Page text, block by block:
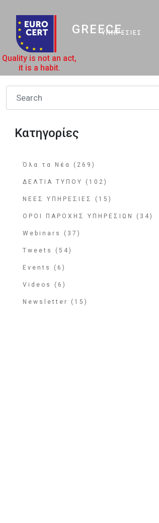
Quality is not an act,
it is a habit.
GREECE
ΥΠΗΡΕΣΊΕΣ
Κατηγορίες
Όλα τα Νέα (269)
ΔΕΛΤΙΑ ΤΥΠΟΥ (102)
ΝΕΕΣ ΥΠΗΡΕΣΙΕΣ (15)
ΟΡΟΙ ΠΑΡΟΧΗΣ ΥΠΗΡΕΣΙΩΝ (34)
Webinars (37)
Tweets (54)
Events (6)
Videos (6)
Newsletter (15)